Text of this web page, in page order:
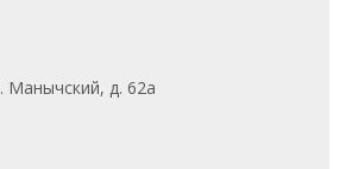
Манычский, д. 62а